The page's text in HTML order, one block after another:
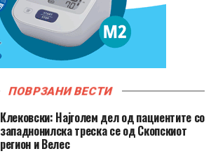
ПОВРЗАНИ ВЕСТИ
Клековски: Најголем дел од пациентите сo
западнонилска треска се од Скопскиот
регион и Велес